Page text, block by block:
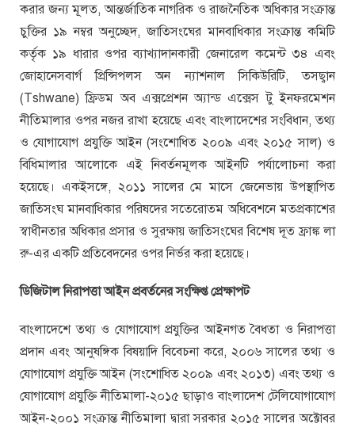
করার জন্য মূলত, আন্তর্জাতিক নাগরিক ও রাজনৈতিক অধিকার সংক্রান্ত
চুক্তির ১৯ নম্বর অনুচ্ছেদ, জাতিসংঘের মানবাধিকার সংক্রান্ত কমিটি
কর্তৃক ১৯ ধারার ওপর ব্যাখ্যাদানকারী জেনারেল কমেন্ট ৩৪ এবং
জোহানেসবার্গ প্রিন্সিপলস অন ন্যাশনাল সিকিউরিটি, তসছ্বান
(Tshwane) ফ্রিডম অব এক্সপ্রেশন অ্যান্ড এক্সেস টু ইনফরমেশন
নীতিমালার ওপর নজর রাখা হয়েছে এবং বাংলাদেশের সংবিধান, তথ্য
ও যোগাযোগ প্রযুক্তি আইন (সংশোধিত ২০০৯ এবং ২০১৫ সাল) ও
বিধিমালার আলোকে এই নিবর্তনমূলক আইনটি পর্যালোচনা করা
হয়েছে। একইসঙ্গে, ২০১১ সালের মে মাসে জেনেভায় উপস্থাপিত
জাতিসংঘ মানবাধিকার পরিষদের সতেরোতম অধিবেশনে মতপ্রকাশের
স্বাধীনতার অধিকার প্রসার ও সুরক্ষায় জাতিসংঘের বিশেষ দূত ফ্রাঙ্ক লা
রু-এর একটি প্রতিবেদনের ওপর নির্ভর করা হয়েছে।
ডিজিটাল নিরাপত্তা আইন প্রবর্তনের সংক্ষিপ্ত প্রেক্ষাপট
বাংলাদেশে তথ্য ও যোগাযোগ প্রযুক্তির আইনগত বৈধতা ও নিরাপত্তা
প্রদান এবং আনুষঙ্গিক বিষয়াদি বিবেচনা করে, ২০০৬ সালের তথ্য ও
যোগাযোগ প্রযুক্তি আইন (সংশোধিত ২০০৯ এবং ২০১৩) এবং তথ্য ও
যোগাযোগ প্রযুক্তি নীতিমালা-২০১৫ ছাড়াও বাংলাদেশ টেলিযোগাযোগ
আইন-২০০১ সংক্রান্ত নীতিমালা দ্বারা সরকার ২০১৫ সালের অক্টোবর